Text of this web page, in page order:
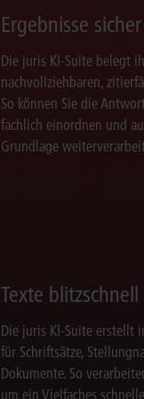
Ergebnisse
Die juris KI-Suite belegt
nachvollziehbaren,
So können Sie die
fachlich einordnen und
Grundlage
Texte
Die juris KI-Suite erstellt
für Schriftsätze,
Dokumente. So
um ein Vielfaches